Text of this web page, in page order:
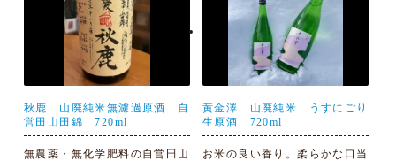
秋鹿 山廃純米無濾過原酒 自
営田山田錦 720ml
無農薬・無化学肥料の自営田山
黄金澤 山廃純米 うすにごり
生原酒 720ml
お米の良い香り。柔らかな口当